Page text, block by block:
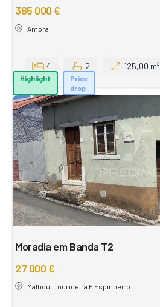
365 000 €
Amora
4 2 125,00 m²
Highlight
Price
drop
Moradia em Banda T2
27 000 €
Malhou, Louriceira E Espinheiro